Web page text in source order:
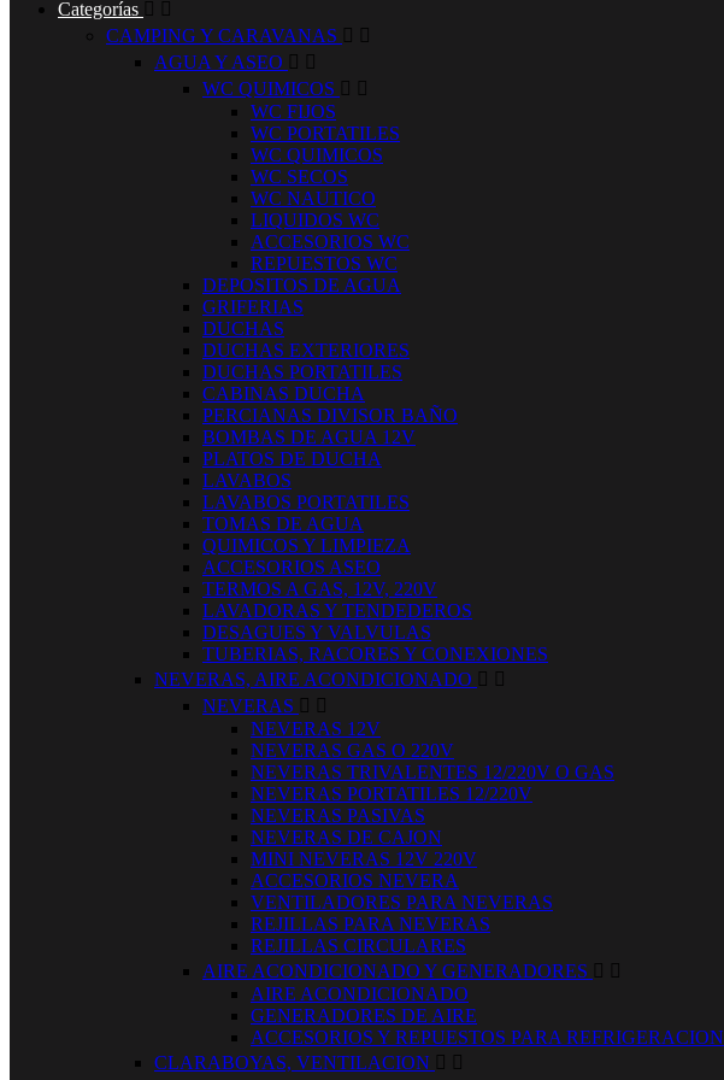
Categorías  
CAMPING Y CARAVANAS  
AGUA Y ASEO  
WC QUIMICOS  
WC FIJOS
WC PORTATILES
WC QUIMICOS
WC SECOS
WC NAUTICO
LIQUIDOS WC
ACCESORIOS WC
REPUESTOS WC
DEPOSITOS DE AGUA
GRIFERIAS
DUCHAS
DUCHAS EXTERIORES
DUCHAS PORTATILES
CABINAS DUCHA
PERCIANAS DIVISOR BAÑO
BOMBAS DE AGUA 12V
PLATOS DE DUCHA
LAVABOS
LAVABOS PORTATILES
TOMAS DE AGUA
QUIMICOS Y LIMPIEZA
ACCESORIOS ASEO
TERMOS A GAS, 12V, 220V
LAVADORAS Y TENDEDEROS
DESAGUES Y VALVULAS
TUBERIAS, RACORES Y CONEXIONES
NEVERAS, AIRE ACONDICIONADO  
NEVERAS  
NEVERAS 12V
NEVERAS GAS O 220V
NEVERAS TRIVALENTES 12/220V O GAS
NEVERAS PORTATILES 12/220V
NEVERAS PASIVAS
NEVERAS DE CAJON
MINI NEVERAS 12V 220V
ACCESORIOS NEVERA
VENTILADORES PARA NEVERAS
REJILLAS PARA NEVERAS
REJILLAS CIRCULARES
AIRE ACONDICIONADO Y GENERADORES  
AIRE ACONDICIONADO
GENERADORES DE AIRE
ACCESORIOS Y REPUESTOS PARA REFRIGERACION
CLARABOYAS, VENTILACION  